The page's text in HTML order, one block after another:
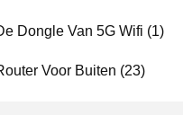
Dongle Van 5G Wifi (1)
Voor Buiten (23)